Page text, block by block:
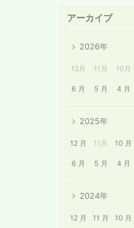
アーカイブ
2026年
12月 11月 10月
6 月 5 月 4 月
2025年
12 月 11月 10 月
6 月 5 月 4 月
2024年
12 月 11 月 10 月